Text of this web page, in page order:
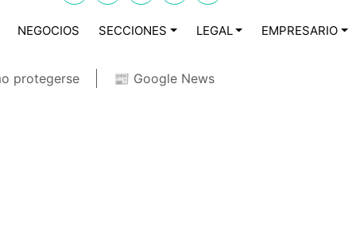
NEGOCIOS SECCIONES LEGAL EMPRESARIO
protegerse 📰 Google News